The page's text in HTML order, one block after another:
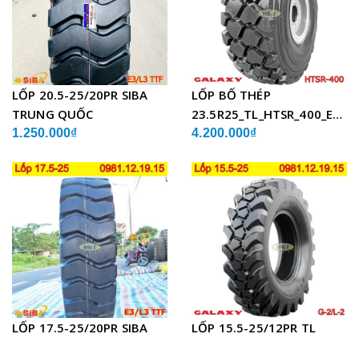
LỐP 20.5-25/20PR SIBA
TRUNG QUỐC
1.250.000₫
LỐP BỐ THÉP
23.5R25_TL_HTSR_400_E4/
ẤN ĐỘ
4.200.000₫
LỐP 17.5-25/20PR SIBA
LỐP 15.5-25/12PR TL